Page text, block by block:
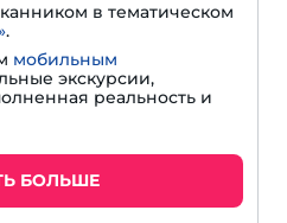
в тематическом
.
мобильным
экскурсии,
реальность и
БОЛЬШЕ